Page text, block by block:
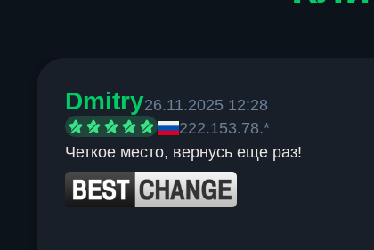
Dmitry26.11.2025 12:28
222.153.78.*
Четкое место, вернусь еще раз!